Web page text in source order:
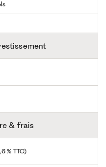
& frais
% TTC)